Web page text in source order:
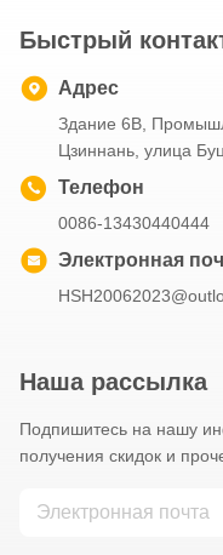
Быстрый
Адрес
Здание 6B,
Цзиннань, улица
Телефон
0086-13430440444
Электронная
Наша рассылка
Подпишитесь на нашу
получения скидок и